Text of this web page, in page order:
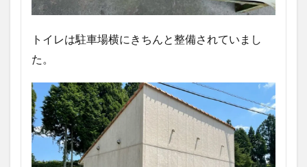
トイレは駐車場横にきちんと整備されていまし
た。